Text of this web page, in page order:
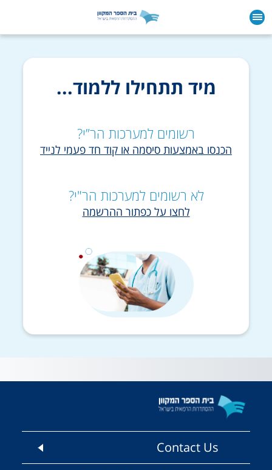
מיד תתחילו ללמוד...
רשומים למערכות הר”י?
הכנסו באמצעות סיסמה או קוד חד פעמי לנייד
לא רשומים למערכות הר"י?
לחצו על כפתור ההרשמה
Contact Us